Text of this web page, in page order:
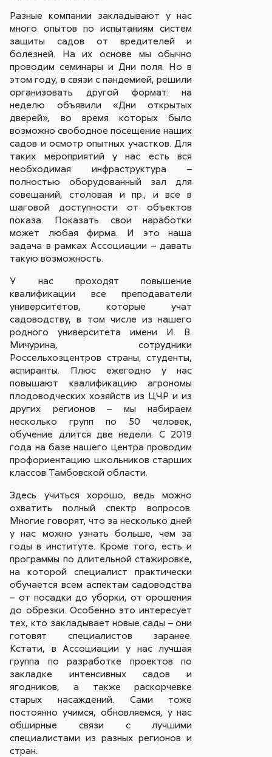
Разные компании закладывают у нас
много опытов по испытаниям систем
защиты садов от вредителей и
болезней. На их основе мы обычно
проводим семинары и Дни поля. Но в
этом году, в связи с пандемией, решили
организовать другой формат: на
неделю объявили «Дни открытых
дверей», во время которых было
возможно свободное посещение наших
садов и осмотр опытных участков. Для
таких мероприятий у нас есть вся
необходимая инфраструктура –
полностью оборудованный зал для
совещаний, столовая и пр., и все в
шаговой доступности от объектов
показа. Показать свои наработки
может любая фирма. И это наша
задача в рамках Ассоциации – давать
такую возможность.
У нас проходят повышение
квалификации все преподаватели
университетов, которые учат
садоводству, в том числе из нашего
родного университета имени И. В.
Мичурина, сотрудники
Россельхозцентров страны, студенты,
аспиранты. Плюс ежегодно у нас
повышают квалификацию агрономы
плодоводческих хозяйств из ЦЧР и из
других регионов – мы набираем
несколько групп по 50 человек,
обучение длится две недели. С 2019
года на базе нашего центра проводим
профориентацию школьников старших
классов Тамбовской области.
Здесь учиться хорошо, ведь можно
охватить полный спектр вопросов.
Многие говорят, что за несколько дней
у нас можно узнать больше, чем за
годы в институте. Кроме того, есть и
программы по длительной стажировке,
на которой специалист практически
обучается всем аспектам садоводства
– от посадки до уборки, от орошения
до обрезки. Особенно это интересует
тех, кто закладывает новые сады – они
готовят специалистов заранее.
Кстати, в Ассоциации у нас лучшая
группа по разработке проектов по
закладке интенсивных садов и
ягодников, а также раскорчевке
старых насаждений. Сами тоже
постоянно учимся, обновляемся, у нас
обширные связи с лучшими
специалистами из разных регионов и
стран.